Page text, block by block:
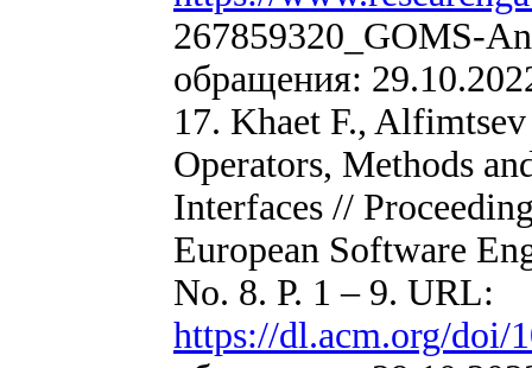
267859320_GOMS-
обращения:
17. Khaet F.,
Operators, Methods
Interfaces //
European Software
No. 8. P. 1 – 9. URL:
https://dl.acm.org/doi/